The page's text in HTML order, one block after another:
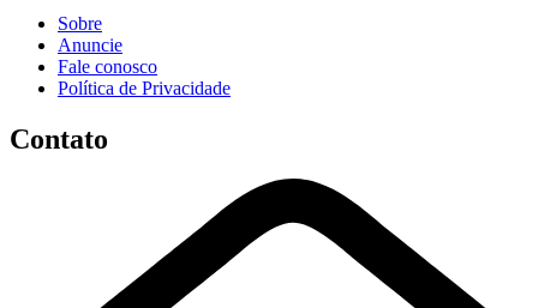
Sobre
Anuncie
Fale conosco
Política de Privacidade
Contato